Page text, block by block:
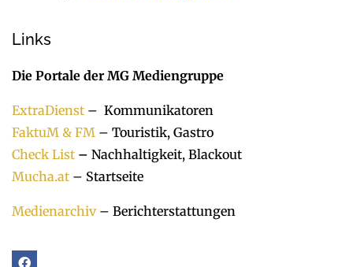
Links
Die Portale der MG Mediengruppe
ExtraDienst – Kommunikatoren
FaktuM & FM – Touristik, Gastro
Check List – Nachhaltigkeit, Blackout
Mucha.at – Startseite
Medienarchiv– Berichterstattungen